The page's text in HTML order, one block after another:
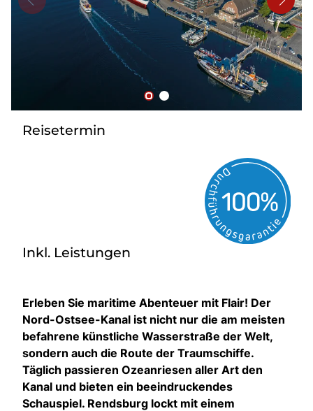
Kontakt
Reisetermin
Inkl. Leistungen
Erleben Sie maritime Abenteuer mit Flair! Der
Nord-Ostsee-Kanal ist nicht nur die am meisten
befahrene künstliche Wasserstraße der Welt,
sondern auch die Route der Traumschiffe.
Täglich passieren Ozeanriesen aller Art den
Kanal und bieten ein beeindruckendes
Schauspiel. Rendsburg lockt mit einem